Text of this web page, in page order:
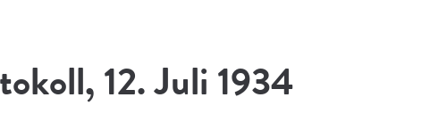
12. Juli 1934